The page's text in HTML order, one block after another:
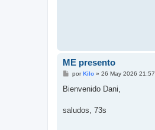
ME presento
M
n
j
porKilo» 26 May 2026 21:57
Bienvenido Dani,
saludos, 73s